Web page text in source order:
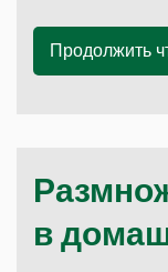
Продолжить
в